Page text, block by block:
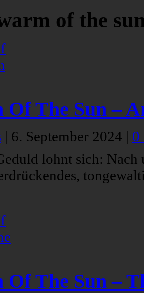
of the
Of The Sun –
| 6. September 2024 | 0
lohnt sich:
Of The Sun –